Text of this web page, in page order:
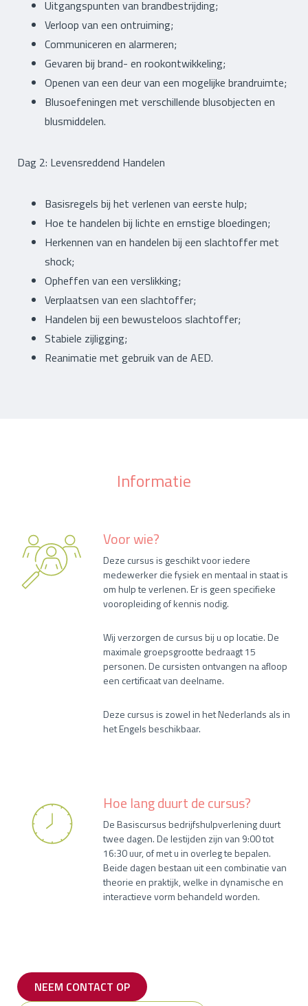
Uitgangspunten van brandbestrijding;
Verloop van een ontruiming;
Communiceren en alarmeren;
Gevaren bij brand- en rookontwikkeling;
Openen van een deur van een mogelijke brandruimte;
Blusoefeningen met verschillende blusobjecten en
blusmiddelen.
Dag 2: Levensreddend Handelen
Basisregels bij het verlenen van eerste hulp;
Hoe te handelen bij lichte en ernstige bloedingen;
Herkennen van en handelen bij een slachtoffer met
shock;
Opheffen van een verslikking;
Verplaatsen van een slachtoffer;
Handelen bij een bewusteloos slachtoffer;
Stabiele zijligging;
Reanimatie met gebruik van de AED.
Informatie
Voor wie?
Deze cursus is geschikt voor iedere
medewerker die fysiek en mentaal in staat is
om hulp te verlenen. Er is geen specifieke
vooropleiding of kennis nodig.
Wij verzorgen de cursus bij u op locatie. De
maximale groepsgrootte bedraagt 15
personen. De cursisten ontvangen na afloop
een certificaat van deelname.
Deze cursus is zowel in het Nederlands als in
het Engels beschikbaar.
Hoe lang duurt de cursus?
De Basiscursus bedrijfshulpverlening duurt
twee dagen. De lestijden zijn van 9:00 tot
16:30 uur, of met u in overleg te bepalen.
Beide dagen bestaan uit een combinatie van
theorie en praktijk, welke in dynamische en
interactieve vorm behandeld worden.
NEEM CONTACT OP